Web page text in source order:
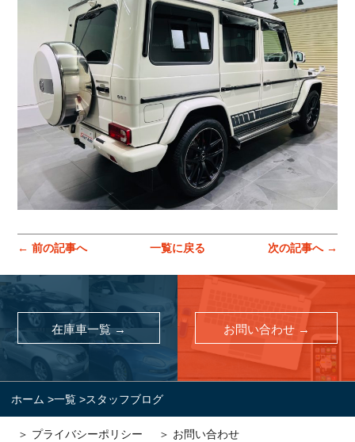
← 前の記事へ 一覧に戻る 次の記事へ →
在庫車一覧 → お問い合わせ →
ホーム >一覧 >スタッフブログ
＞ プライバシーポリシー ＞ お問い合わせ
プロテクションフィルム専門店
株式会社スマート・カーサービス
コーポレートサイトはこちら
コーポレートサイトはこちら